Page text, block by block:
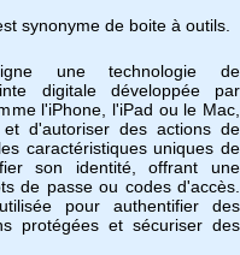
synonyme de boite à outils.
une technologie de
digitale développée par
l'iPhone, l'iPad ou le Mac,
d'autoriser des actions de
caractéristiques uniques de
son identité, offrant une
de passe ou codes d'accès.
pour authentifier des
protégées et sécuriser des